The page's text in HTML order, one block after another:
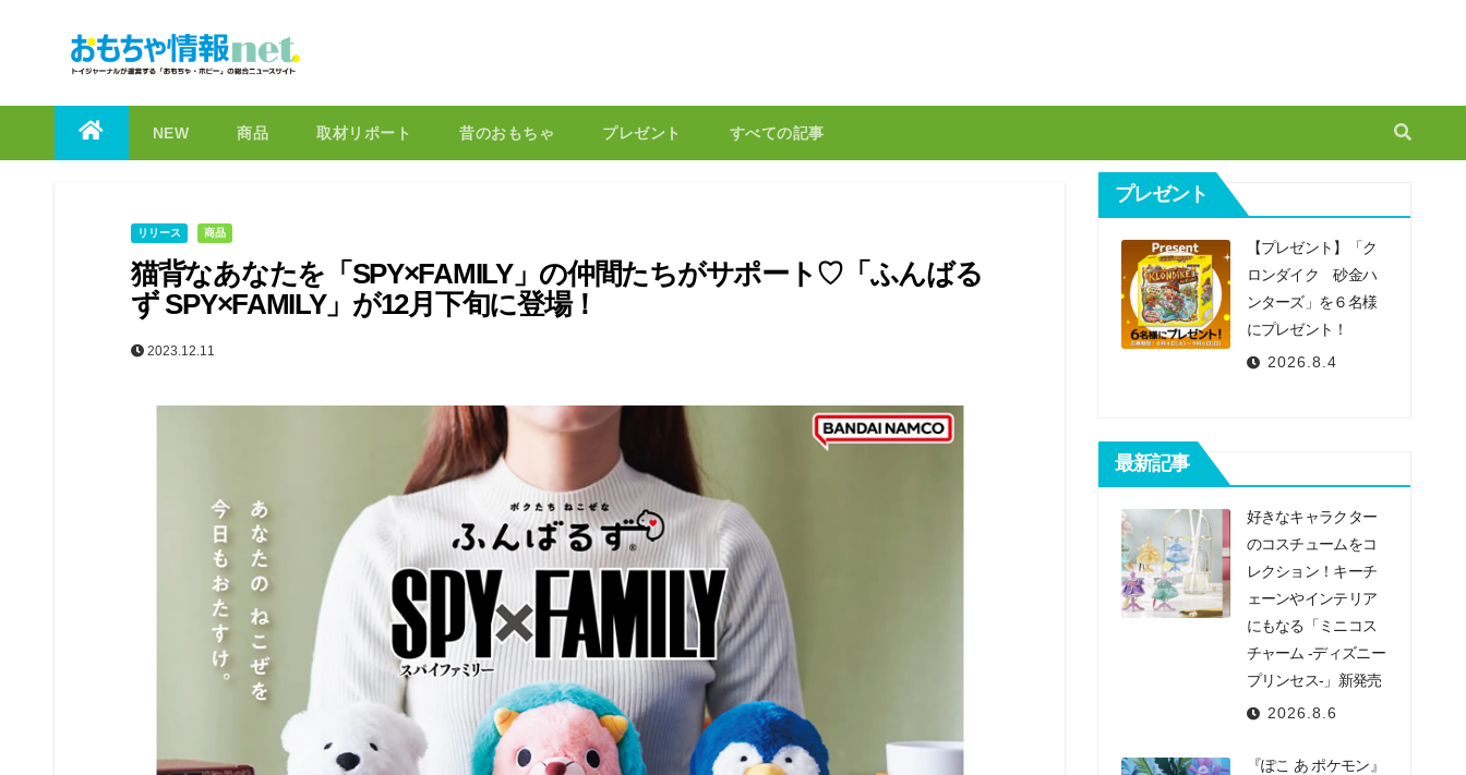
NEW 商品 取材リポート 昔のおもちゃ プレゼント すべての記事
リリース 商品
猫背なあなたを「SPY×FAMILY」の仲間たちがサポート♡「ふんばる
ず SPY×FAMILY」が12月下旬に登場！
2023.12.11
プレゼント
【プレゼント】「ク
ロンダイク 砂金ハ
ンターズ」を６名様
にプレゼント！
2026.8.4
最新記事
好きなキャラクター
のコスチュームをコ
レクション！キーチ
ェーンやインテリア
にもなる「ミニコス
チャーム -ディズニー
プリンセス-」新発売
2026.8.6
『ぽこ あ ポケモン』